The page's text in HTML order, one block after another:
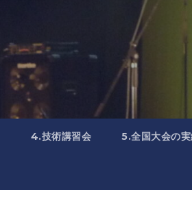
4.技術講習会 5.全国大会の